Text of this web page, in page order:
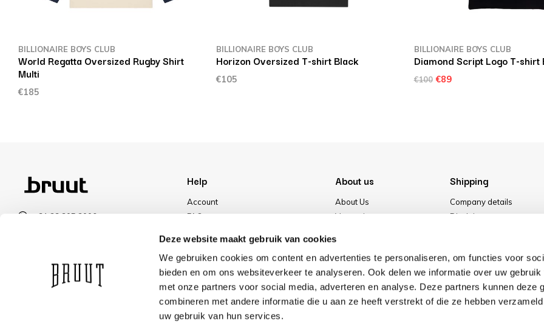
Deze website maakt gebruik van cookies
We gebruiken cookies om content en advertenties te personaliseren, om functies voor
bieden en om ons websiteverkeer te analyseren. Ook delen we informatie over uw
met onze partners voor social media, adverteren en analyse. Deze partners kunnen deze
combineren met andere informatie die u aan ze heeft verstrekt of die ze hebben
uw gebruik van hun services.
BILLIONAIRE BOYS CLUB
World Regatta Oversized Rugby Shirt
Multi
€185
BILLIONAIRE BOYS CLUB
Horizon Oversized T-shirt Black
€105
BILLIONAIRE BOYS CLUB
Diamond Script Logo T-shirt
€100 €89
+31 23 205 2006
VIEW OPENING HOURS
Help
Account
FAQ
Payment Methods
Shipping
Discount
About us
About Us
Vacancies
Our store
Shipping
Company details
Disclaimer
Cookies